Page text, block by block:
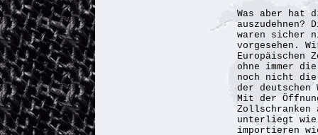
Was aber hat
waren sicher
vorgesehen.
Europäischen
ohne immer
noch nicht
der
Mit der
Zollschranken
unterliegt wie
importieren